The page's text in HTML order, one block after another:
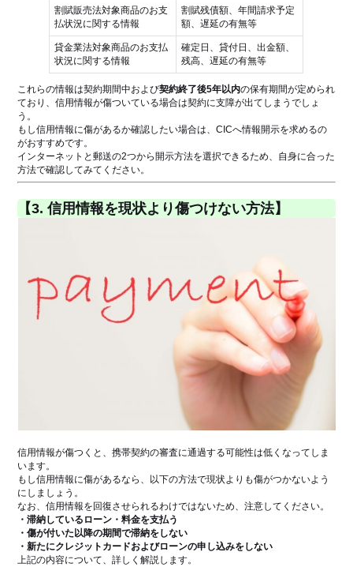
割賦販売法対象商品のお支
払状況に関する情報
割賦残債額、年間請求予定
額、遅延の有無等
貸金業法対象商品のお支払
状況に関する情報
確定日、貸付日、出金額、
残高、遅延の有無等
これらの情報は契約期間中および契約終了後5年以内の保有期間が定められ
ており、信用情報が傷ついている場合は契約に支障が出てしまうでしょ
う。
もし信用情報に傷があるか確認したい場合は、CICへ情報開示を求めるの
がおすすめです。
インターネットと郵送の2つから開示方法を選択できるため、自身に合った
方法で確認してみてください。
【3. 信用情報を現状より傷つけない方法】
信用情報が傷つくと、携帯契約の審査に通過する可能性は低くなってしま
います。
もし信用情報に傷があるなら、以下の方法で現状よりも傷がつかないよう
にしましょう。
なお、信用情報を回復させられるわけではないため、注意してください。
・滞納しているローン・料金を支払う
・傷が付いた以降の期間で滞納をしない
・新たにクレジットカードおよびローンの申し込みをしない
上記の内容について、詳しく解説します。